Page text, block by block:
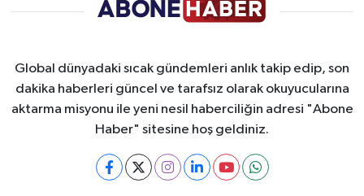
Global dünyadaki sıcak gündemleri anlık takip edip, son
dakika haberleri güncel ve tarafsız olarak okuyucularına
aktarma misyonu ile yeni nesil haberciliğin adresi "Abone
Haber" sitesine hoş geldiniz.